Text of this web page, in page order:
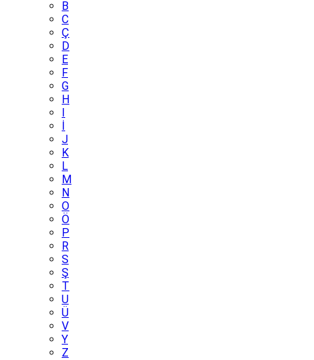
B
C
Ç
D
E
F
G
H
I
İ
J
K
L
M
N
O
Ö
P
R
S
Ş
T
U
Ü
V
Y
Z